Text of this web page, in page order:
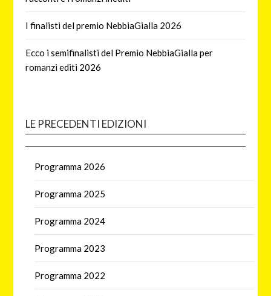
I finalisti del premio NebbiaGialla 2026
Ecco i semifinalisti del Premio NebbiaGialla per
romanzi editi 2026
LE PRECEDENTI EDIZIONI
Programma 2026
Programma 2025
Programma 2024
Programma 2023
Programma 2022